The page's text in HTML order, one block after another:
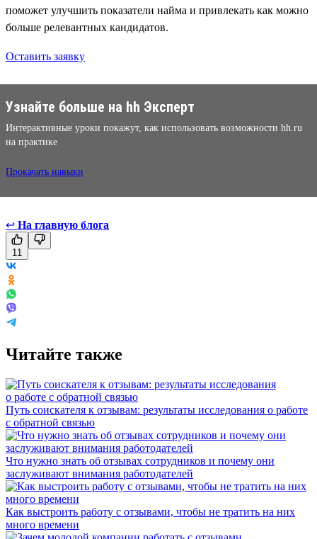
поможет улучшить показатели найма и привлекать как можно
больше релевантных кандидатов.
Оставить заявку
Узнайте больше на hh Эксперт
Интерактивные уроки покажут, как использовать возможности hh.ru
на практике
Прокачать навыки
↩ На главную блога
11
Читайте также
Путь соискателя к отзывам: результаты исследования о работе
с обратной связью
Что нужно знать об отзывах сотрудников и почему они
заслуживают внимания работодателей
Как выстроить работу с отзывами, чтобы не тратить на них
много времени